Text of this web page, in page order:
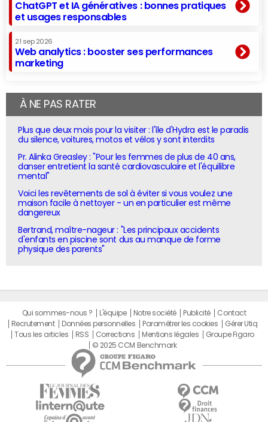
ChatGPT et IA génératives : bonnes pratiques
et usages responsables
21 sep 2026
Web analytics : booster ses performances
marketing
À NE PAS RATER
Plus que deux mois pour la visiter : l'île d'Hydra est le paradis
du silence, voitures, motos et vélos y sont interdits
Pr. Alinka Greasley : "Pour les femmes de plus de 40 ans,
danser entretient la santé cardiovasculaire et l'équilibre
mental"
Voici les revêtements de sol à éviter si vous voulez une
maison facile à nettoyer - un en particulier est même
dangereux
Bertrand, maître-nageur : "Les principaux accidents
d'enfants en piscine sont dus au manque de forme
physique des parents"
Qui sommes-nous ? L'équipe Notre société Publicité
Contact
Recrutement
Données personnelles Paramétrer les cookies
Gérer Utiq
Tous les articles
RSS Corrections Mentions légales
Groupe Figaro
© 2025 CCM Benchmark